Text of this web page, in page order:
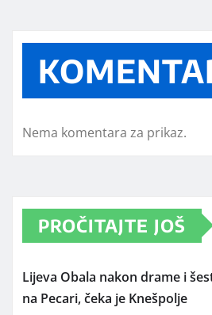
Nema komentara za prikaz.
PROČITAJTE JOŠ
Lijeva Obala nakon drame i
na Pecari, čeka je Knešpolje